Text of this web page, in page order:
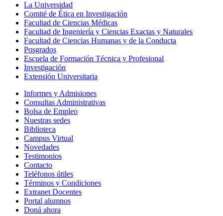
La Universidad
Comité de Ética en Investigación
Facultad de Ciencias Médicas
Facultad de Ingeniería y Ciencias Exactas y Naturales
Facultad de Ciencias Humanas y de la Conducta
Posgrados
Escuela de Formación Técnica y Profesional
Investigación
Extensión Universitaria
Informes y Admisiones
Consultas Administrativas
Bolsa de Empleo
Nuestras sedes
Biblioteca
Campus Virtual
Novedades
Testimonios
Contacto
Teléfonos útiles
Términos y Condiciones
Extranet Docentes
Portal alumnos
Doná ahora